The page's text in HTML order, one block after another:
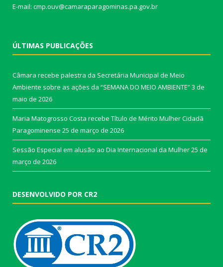
E-mail: cmp.ouv@camaraparagominas.pa.gov.br
ÚLTIMAS PUBLICAÇÕES
Câmara recebe palestra da Secretária Municipal de Meio
Ambiente sobre as ações da “SEMANA DO MEIO AMBIENTE”3 de
maio de 2026
Maria Matogrosso Costa recebe Título de Mérito Mulher Cidadã
Paragominense 25 de março de 2026
Sessão Especial em alusão ao Dia Internacional da Mulher25 de
março de 2026
DESENVOLVIDO POR CR2